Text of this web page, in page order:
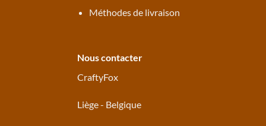
Méthodes de livraison
Nous contacter
CraftyFox
Liège - Belgique